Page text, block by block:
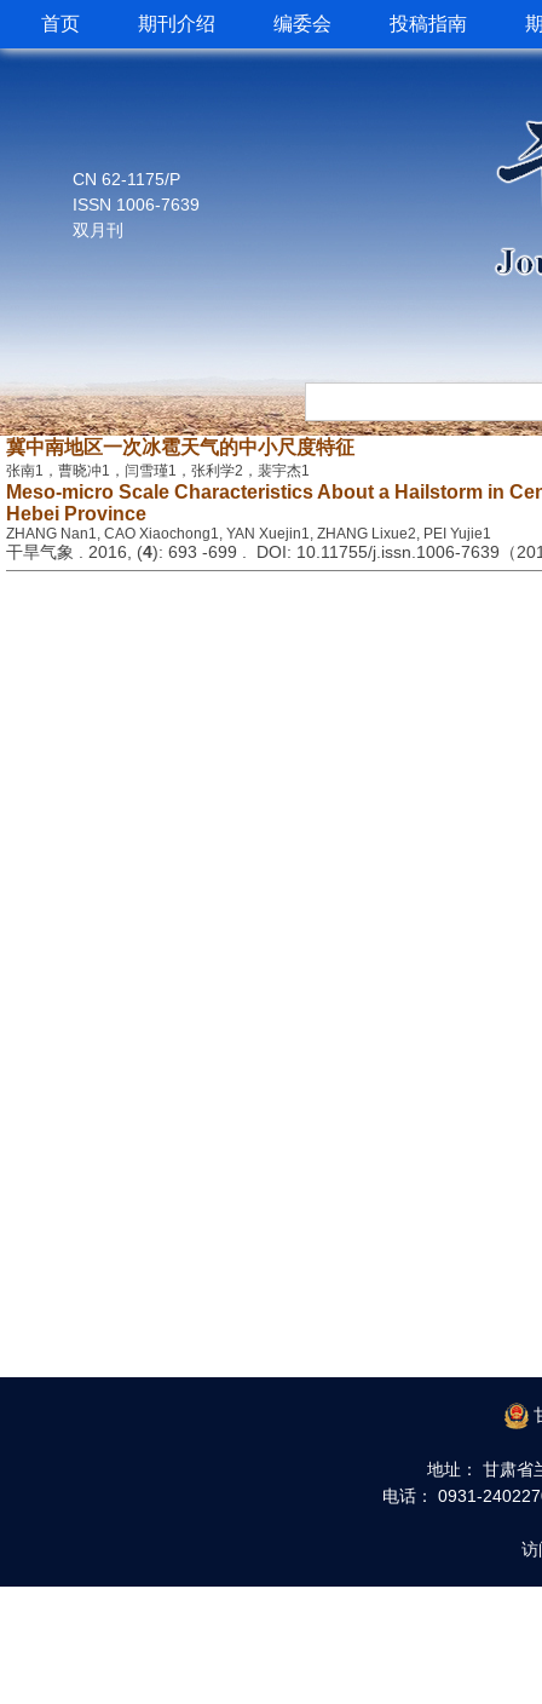
首页 期刊介绍 编委会 投稿指南
CN 62-1175/P
ISSN 1006-7639
双月刊
冀中南地区一次冰雹天气的中小尺度特征
张南1，曹晓冲1，闫雪瑾1，张利学2，裴宇杰1
Meso-micro Scale Characteristics About a Hailstorm in
Hebei Province
ZHANG Nan1, CAO Xiaochong1, YAN Xuejin1, ZHANG Lixue2, PEI Yujie1
干旱气象 . 2016, (4): 693 -699 . DOI: 10.11755/j.issn.1006-7639（
地址： 甘肃省
电话： 0931-
访